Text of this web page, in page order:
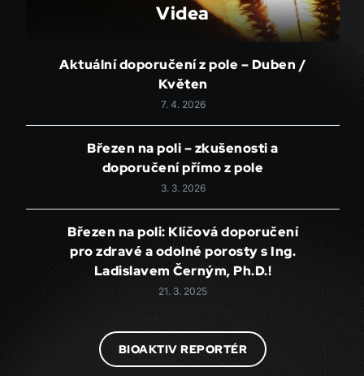
Videa
Aktuální doporučení z pole – Duben /
Květen
7. 4. 2026
Březen na poli – zkušenosti a
doporučení přímo z pole
3. 3. 2026
Březen na poli: Klíčová doporučení
pro zdravé a odolné porosty s Ing.
Ladislavem Černým, Ph.D.!
21. 3. 2025
BIOAKTIV REPORTÉR